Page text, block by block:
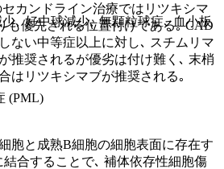
､ 好中球減少､ 無顆粒球症､ 血小板
(PML)
カンドライン治療ではリツキシマ
も優先される位置付けである｡ CAD
ない中等症以上に対し､ スチムリマ
推奨されるが優劣は付け難く､ 末梢
はリツキシマブが推奨される｡
胞と成熟B細胞の細胞表面に存在す
合することで､ 補体依存性細胞傷